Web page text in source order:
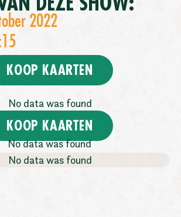
2022
KOOP KAARTEN
No data was found
KOOP KAARTEN
No data was found
No data was found